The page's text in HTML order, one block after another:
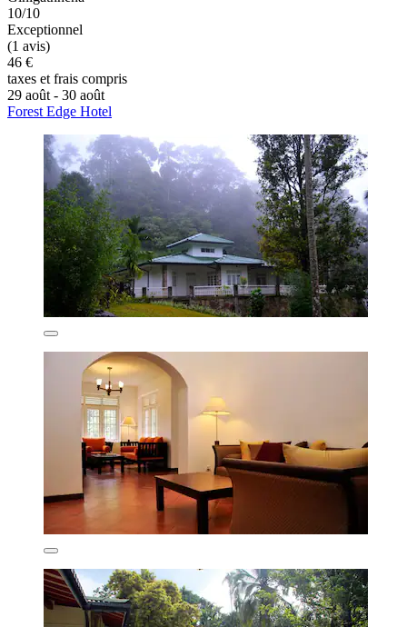
10/10
Exceptionnel
(1 avis)
46 €
taxes et frais compris
29 août - 30 août
Forest Edge Hotel